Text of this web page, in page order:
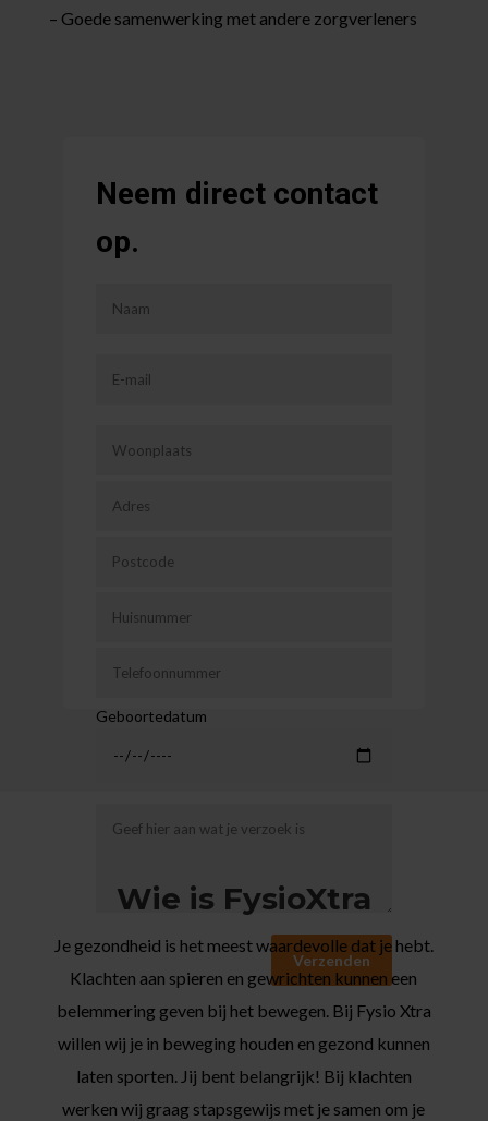
– Goede samenwerking met andere zorgverleners
Neem direct contact
op.
Geboortedatum
Wie is FysioXtra
Je gezondheid is het meest waardevolle dat je hebt.
Klachten aan spieren en gewrichten kunnen een
belemmering geven bij het bewegen. Bij Fysio Xtra
willen wij je in beweging houden en gezond kunnen
laten sporten. Jij bent belangrijk! Bij klachten
werken wij graag stapsgewijs met je samen om je